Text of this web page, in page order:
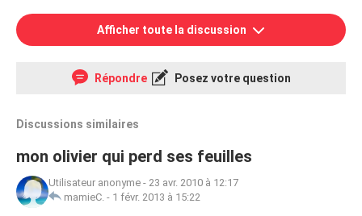
Afficher toute la discussion
Répondre Posez votre question
Discussions similaires
mon olivier qui perd ses feuilles
Utilisateur anonyme - 23 avr. 2010 à 12:17
mamieC. - 1 févr. 2013 à 15:22